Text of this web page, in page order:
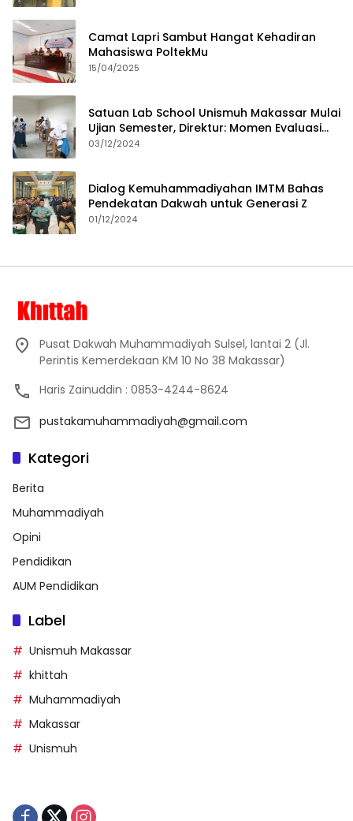
Camat Lapri Sambut Hangat Kehadiran
Mahasiswa PoltekMu
15/04/2025
Satuan Lab School Unismuh Makassar Mulai
Ujian Semester, Direktur: Momen Evaluasi
Proses Pembelajaran
03/12/2024
Dialog Kemuhammadiyahan IMTM Bahas
Pendekatan Dakwah untuk Generasi Z
01/12/2024
Pusat Dakwah Muhammadiyah Sulsel, lantai 2 (Jl.
Perintis Kemerdekaan KM 10 No 38 Makassar)
Haris Zainuddin : 0853-4244-8624
pustakamuhammadiyah@gmail.com
Kategori
Berita
Muhammadiyah
Opini
Pendidikan
AUM Pendidikan
Label
Unismuh Makassar
khittah
Muhammadiyah
Makassar
Unismuh